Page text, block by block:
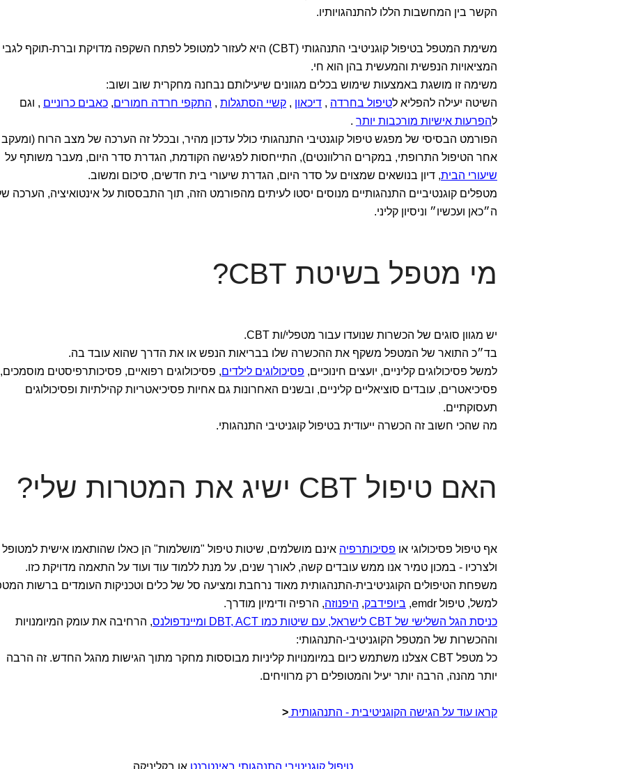
הקשר בין המחשבות הללו להתנהגויותיו.
משימת המטפל בטיפול קוגניטיבי התנהגותי (CBT) היא לעזור למטופל לפתח השקפה מדויקת וברת-תוקף לגבי
המציאויות הנפשית והמעשית בהן הוא חי.
משימה זו מושגת באמצעות שימוש בכלים מגוונים שיעילותם נבחנה מחקרית שוב ושוב:
השיטה יעילה להפליא לטיפול בחרדה , דיכאון , קשיי הסתגלות , התקפי חרדה חמורים, כאבים כרוניים , וגם
להפרעות אישיות מורכבות יותר .
הפורמט הבסיסי של מפגש טיפול קוגנטיבי התנהגותי כולל עדכון מהיר, ובכלל זה הערכה של מצב הרוח (ומעקב
אחר הטיפול התרופתי, במקרים הרלוונטים), התייחסות לפגישה הקודמת, הגדרת סדר היום, מעבר משותף על
שיעורי הבית, דיון בנושאים שמצוים על סדר היום, הגדרת שיעורי בית חדשים, סיכום ומשוב.
מטפלים קוגנטיביים התנהגותיים מנוסים יסטו לעיתים מהפורמט הזה, תוך התבססות על אינטואיציה, הערכה
ה״כאן ועכשיו״ וניסיון קליני.
מי מטפל בשיטת CBT?
יש מגוון סוגים של הכשרות שנועדו עבור מטפלי/ות CBT.
בד״כ התואר של המטפל משקף את ההכשרה שלו בבריאות הנפש או את הדרך שהוא עובד בה.
למשל פסיכולוגים קליניים, יועצים חינוכיים, פסיכולוגים לילדים, פסיכולוגים רפואיים, פסיכותרפיסטים מוסמכים,
פסיכיאטרים, עובדים סוציאליים קליניים, ובשנים האחרונות גם אחיות פסיכיאטריות קהילתיות ופסיכולוגים
תעסוקתיים.
מה שהכי חשוב זה הכשרה ייעודית בטיפול קוגניטיבי התנהגותי.
האם טיפול CBT ישיג את המטרות שלי?
אף טיפול פסיכולוגי או פסיכותרפיה אינם מושלמים, שיטות טיפול "מושלמות" הן כאלו שהותאמו אישית למטופל
ולצרכיו - במכון טמיר אנו ממש עובדים קשה, לאורך שנים, על מנת ללמוד עוד ועוד על התאמה מדויקת כזו.
משפחת הטיפולים הקוגניטיבית-התנהגותית מאוד נרחבת ומציעה סל של כלים וטכניקות העומדים ברשות
למשל, טיפול emdr,
ביופידבק, היפנוזה, הרפיה ודימיון מודרך.
כניסת הגל השלישי של CBT לישראל, עם שיטות כמו DBT, ACT ומיינדפולנס
, הרחיבה את עומק המיומנויות
וההכשרות של המטפל הקוגניטיבי-התנהגותי:
כל מטפל CBT אצלנו משתמש כיום במיומנויות קליניות מבוססות מחקר מתוך הגישות מהגל החדש. זה הרבה
יותר מהנה, הרבה יותר יעיל והמטופלים רק מרוויחים.
קראו עוד על הגישה הקוגניטיבית - התנהגותית <
טיפול קוגניטיבי התנהגותי באינטרנט או בקליניקה,